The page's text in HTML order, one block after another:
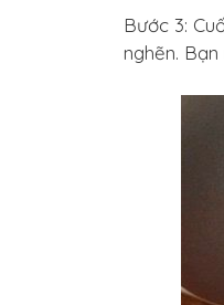
Bước 3:
nghẽn.